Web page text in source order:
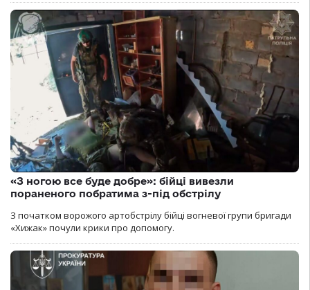
«З ногою все буде добре»: бійці вивезли
пораненого побратима з-під обстрілу
З початком ворожого артобстрілу бійці вогневої групи бригади
«Хижак» почули крики про допомогу.